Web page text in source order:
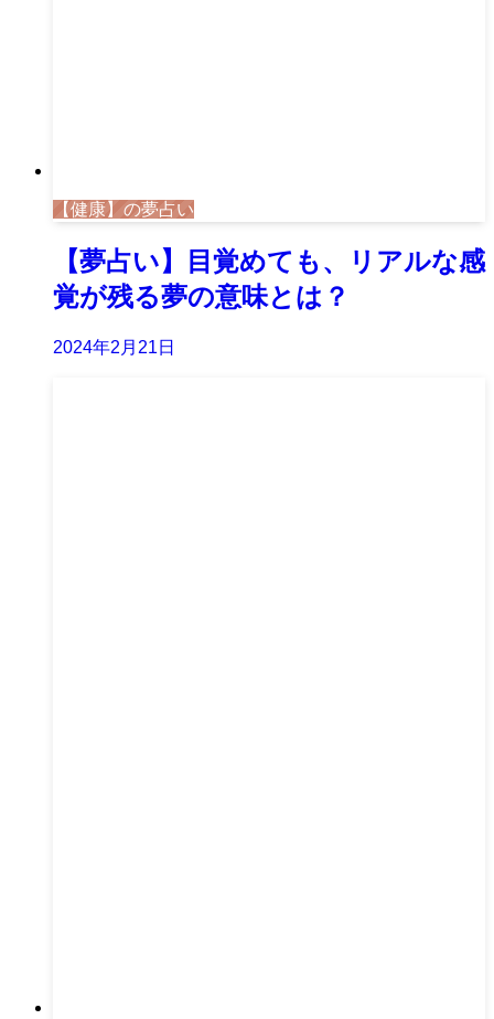
【健康】の夢占い
【夢占い】目覚めても、リアルな感
覚が残る夢の意味とは？
2024年2月21日